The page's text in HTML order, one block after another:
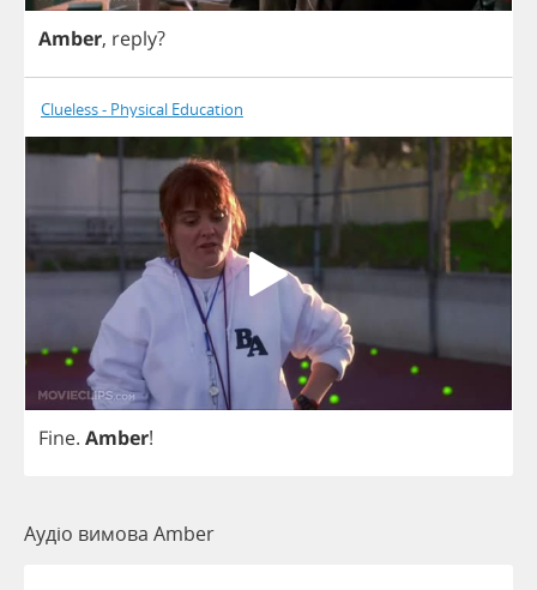
Amber, reply?
Clueless - Physical Education
Fine. Amber!
Аудіо вимова Amber